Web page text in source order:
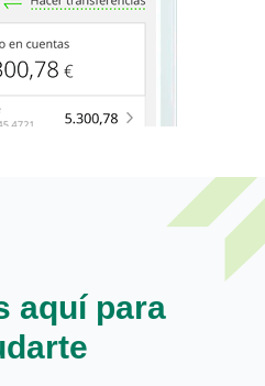
aquí para